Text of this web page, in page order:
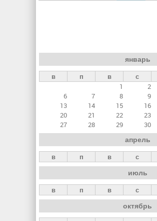
н
ы
е
а
д
к
и
январь
в п в с
1
2
6
7 8 9
13
14 15 16
20
21 22 23
27
28 29 30
апрель
в п в с
июль
в п в с
октябрь